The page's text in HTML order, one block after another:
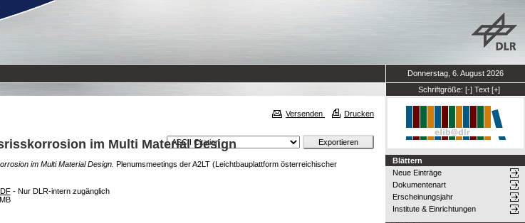
Donnerstag, 6. August 2026
Schriftgröße: [-] Text [+]
Versenden Drucken
im Multi Material Design
im Multi Material Design. Plenumsmeetings der A2LT (Leichtbauplattform österreichischer
- Nur DLR-intern zugänglich
Blättern
Neue Einträge
Dokumentenart
Erscheinungsjahr
Institute & Einrichtungen